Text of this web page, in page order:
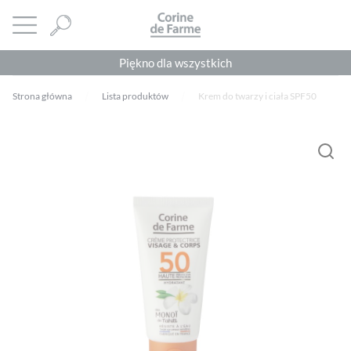
Otwórz menu CORINE DE FARME
Piękno dla wszystkich
Strona główna Lista produktów Krem do twarzy i ciała SPF50